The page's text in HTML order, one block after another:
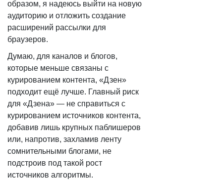
образом, я надеюсь выйти на новую
аудиторию и отложить создание
расширений рассылки для
браузеров.
Думаю, для каналов и блогов,
которые меньше связаны с
курированием контента, «Дзен»
подходит ещё лучше. Главный риск
для «Дзена» — не справиться с
курированием источников контента,
добавив лишь крупных паблишеров
или, напротив, захламив ленту
сомнительными блогами, не
подстроив под такой рост
источников алгоритмы.